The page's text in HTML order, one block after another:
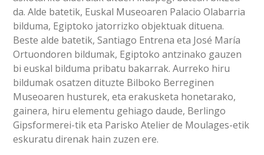
da. Alde batetik, Euskal Museoaren Palacio Olabarria
bilduma, Egiptoko jatorrizko objektuak dituena.
Beste alde batetik, Santiago Entrena eta José María
Ortuondoren bildumak, Egiptoko antzinako gauzen
bi euskal bilduma pribatu bakarrak. Aurreko hiru
bildumak osatzen dituzte Bilboko Berreginen
Museoaren husturek, eta erakusketa honetarako,
gainera, hiru elementu gehiago daude, Berlingo
Gipsformerei-tik eta Parisko Atelier de Moulages-etik
eskuratu direnak hain zuzen ere.